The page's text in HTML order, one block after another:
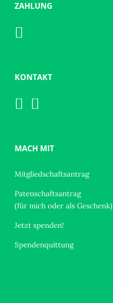
ZAHLUNG
KONTAKT
MACH MIT
Mitgliedschaftsantrag
Patenschaftsantrag
(für mich oder als Geschenk)
Jetzt spenden!
Spendenquittung